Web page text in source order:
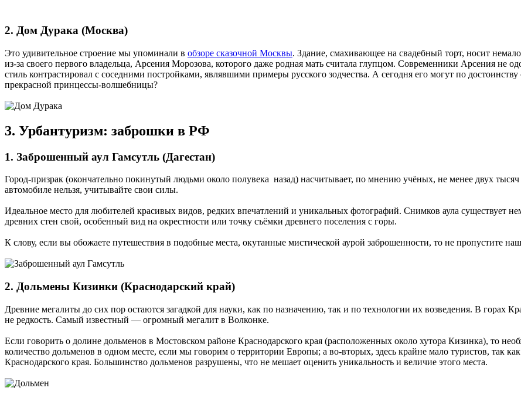
2. Дом Дурака (Москва)
Это удивительное строение мы упоминали в обзоре сказочной Москвы. Здание, смахивающее на свадебный торт, носит
из-за своего первого владельца, Арсения Морозова, которого даже родная мать считала глупцом. Современники Арсения не
стиль контрастировал с соседними постройками, являвшими примеры русского зодчества. А сегодня его могут по
прекрасной принцессы-волшебницы?
3. Урбантуризм: заброшки в РФ
1. Заброшенный аул Гамсутль (Дагестан)
Город-призрак (окончательно покинутый людьми около полувека назад) насчитывает, по мнению учёных, не менее двух
автомобиле нельзя, учитывайте свои силы.
Идеальное место для любителей красивых видов, редких впечатлений и уникальных фотографий. Снимков аула существует
древних стен свой, особенный вид на окрестности или точку съёмки древнего поселения с горы.
К слову, если вы обожаете путешествия в подобные места, окутанные мистической аурой заброшенности, то не пропустите наш
2. Дольмены Кизинки (Краснодарский край)
Древние мегалиты до сих пор остаются загадкой для науки, как по назначению, так и по технологии их возведения. В горах
не редкость. Самый известный — огромный мегалит в Волконке.
Если говорить о долине дольменов в Мостовском районе Краснодарского края (расположенных около хутора Кизинка), то
количество дольменов в одном месте, если мы говорим о территории Европы; а во-вторых, здесь крайне мало туристов, так
Краснодарского края. Большинство дольменов разрушены, что не мешает оценить уникальность и величие этого места.